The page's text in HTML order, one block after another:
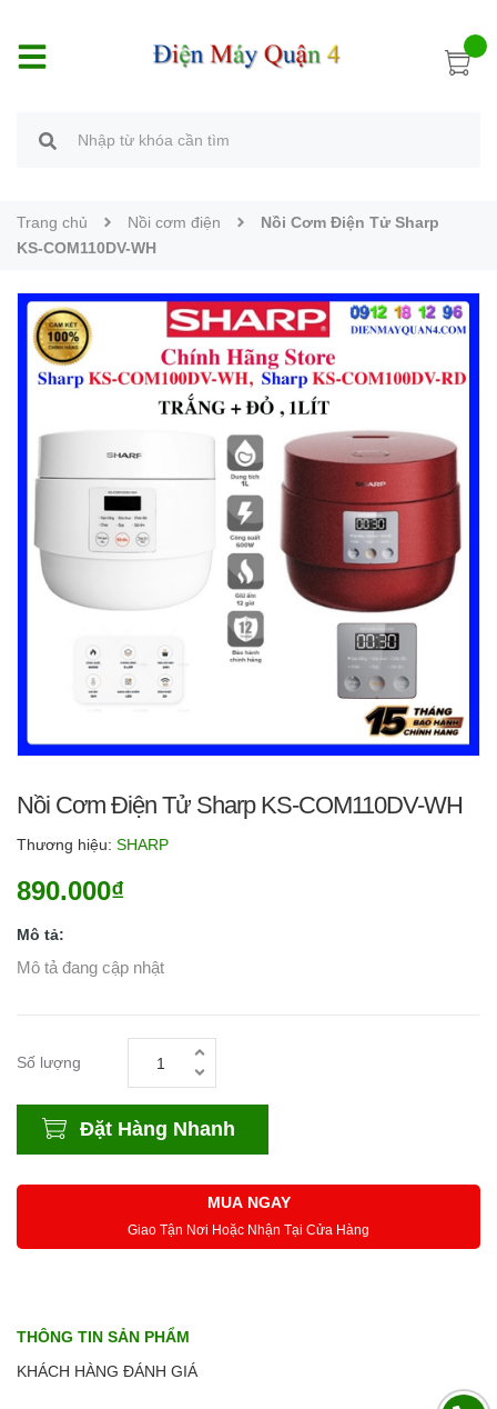
Trang chủ Nồi cơm điện
Nồi Cơm Điện Tử Sharp
KS-COM110DV-WH
Nồi Cơm Điện Tử Sharp KS-COM110DV-WH
Thương hiệu: SHARP
890.000₫
Mô tả:
Mô tả đang cập nhật
Số lượng
Đặt Hàng Nhanh
MUA NGAY
Giao Tận Nơi Hoặc Nhận Tại Cửa Hàng
THÔNG TIN SẢN PHẨM
KHÁCH HÀNG ĐÁNH GIÁ